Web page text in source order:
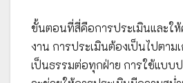
ขั้นตอนที่สี่คือการประเมินและใ
งาน การประเมินต้องเป็นไปตา
เป็นธรรมต่อทุกฝ่าย การใช้แบบ